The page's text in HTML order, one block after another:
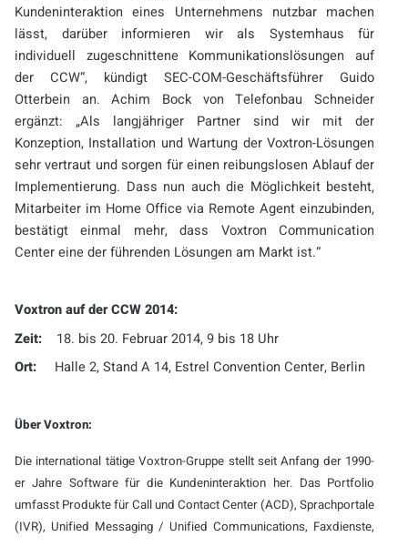
Kundeninteraktion eines Unternehmens nutzbar machen
lässt, darüber informieren wir als Systemhaus für
individuell zugeschnittene Kommunikationslösungen auf
der CCW“, kündigt SEC-COM-Geschäftsführer Guido
Otterbein an. Achim Bock von Telefonbau Schneider
ergänzt: „Als langjähriger Partner sind wir mit der
Konzeption, Installation und Wartung der Voxtron-Lösungen
sehr vertraut und sorgen für einen reibungslosen Ablauf der
Implementierung. Dass nun auch die Möglichkeit besteht,
Mitarbeiter im Home Office via Remote Agent einzubinden,
bestätigt einmal mehr, dass Voxtron Communication
Center eine der führenden Lösungen am Markt ist.“
Voxtron auf der CCW 2014:
Zeit: 18. bis 20. Februar 2014, 9 bis 18 Uhr
Ort: Halle 2, Stand A 14, Estrel Convention Center, Berlin
Über Voxtron:
Die international tätige Voxtron-Gruppe stellt seit Anfang der 1990-
er Jahre Software für die Kundeninteraktion her. Das Portfolio
umfasst Produkte für Call und Contact Center (ACD), Sprachportale
(IVR), Unified Messaging / Unified Communications, Faxdienste,